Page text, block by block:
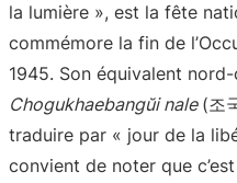
la lumière », est la fête
commémore la fin de
1945. Son équivalent nord-
Chogukhaebangŭi nale (조
traduire par « jour de la
convient de noter que